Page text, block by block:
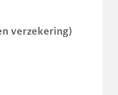
verzekering)